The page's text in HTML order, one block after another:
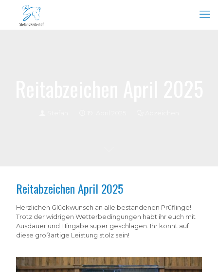
Reitabzeichen April 2025
Herzlichen Glückwunsch an alle bestandenen Prüflinge!
Trotz der widrigen Wetterbedingungen habt ihr euch mit
Ausdauer und Hingabe super geschlagen. Ihr könnt auf
diese großartige Leistung stolz sein!